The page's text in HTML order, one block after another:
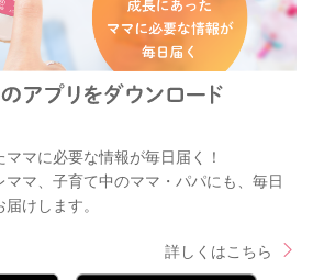
マに必要な情報が毎日届く！
マ、子育て中のママ・パパにも、毎日
けします。
詳しくはこちら